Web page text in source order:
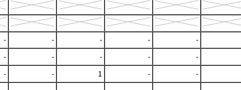
- - - -
-
- - - -
-
- - 1 -
-